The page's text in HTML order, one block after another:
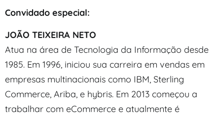
Convidado especial:
JOÃO TEIXEIRA NETO
Atua na área de Tecnologia da Informação desde
1985. Em 1996, iniciou sua carreira em vendas em
empresas multinacionais como IBM, Sterling
Commerce, Ariba, e hybris. Em 2013 começou a
trabalhar com eCommerce e atualmente é